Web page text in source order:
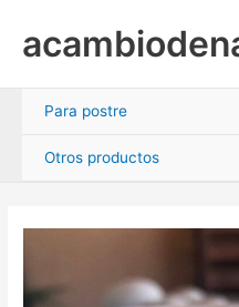
contenido
Para postre
Otros productos